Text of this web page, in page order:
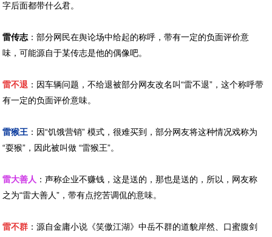
字后面都带什么君。
雷传志 ：部分网民在舆论场中给起的称呼，带有一定的负面评价意
味，可能源自于某传志是他的偶像吧。
雷不退 ：因车辆问题，不给退被部分网友改名叫“雷不退”，这个称呼带
有一定的负面评价意味。
雷猴王 ：因“饥饿营销” 模式，很难买到，部分网友将这种情况戏称为
“耍猴”，因此被叫做 “雷猴王”。
雷大善人 ：声称企业不赚钱，这是送的，那也是送的，所以，网友称
之为“雷大善人”，带有点挖苦调侃的意味。
雷不群 ：源自金庸小说《笑傲江湖》中岳不群的道貌岸然、口蜜腹剑